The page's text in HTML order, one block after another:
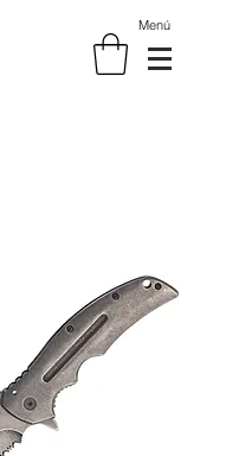
Menú